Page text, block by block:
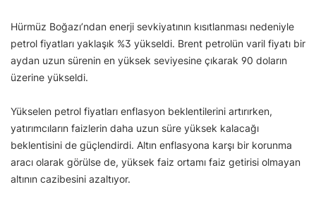
Hürmüz Boğazı’ndan enerji sevkiyatının kısıtlanması nedeniyle
petrol fiyatları yaklaşık %3 yükseldi. Brent petrolün varil fiyatı bir
aydan uzun sürenin en yüksek seviyesine çıkarak 90 doların
üzerine yükseldi.
Yükselen petrol fiyatları enflasyon beklentilerini artırırken,
yatırımcıların faizlerin daha uzun süre yüksek kalacağı
beklentisini de güçlendirdi. Altın enflasyona karşı bir korunma
aracı olarak görülse de, yüksek faiz ortamı faiz getirisi olmayan
altının cazibesini azaltıyor.